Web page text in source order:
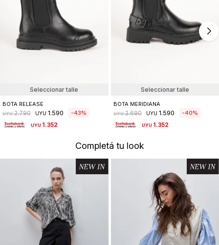
Seleccionar talle
BOTA RELEASE
UYU 2.790 UYU 1.590 43
UYU 1.352
Seleccionar talle
BOTA MERIDIANA
UYU 2.690 UYU 1.590 40
UYU 1.352
Completá tu look